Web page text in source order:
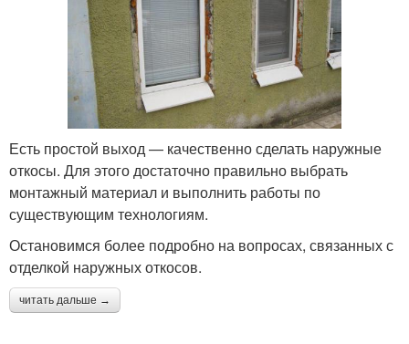
Есть простой выход — качественно сделать наружные
откосы. Для этого достаточно правильно выбрать
монтажный материал и выполнить работы по
существующим технологиям.
Остановимся более подробно на вопросах, связанных с
отделкой наружных откосов.
читать дальше →